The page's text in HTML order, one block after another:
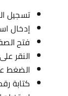
تسجيل
إدخال
فتح
النقر
الضغط
كتابة